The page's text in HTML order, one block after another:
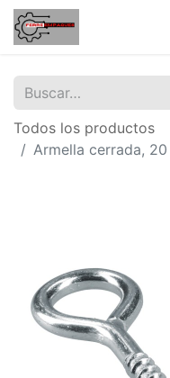
Todos los productos
Armella cerrada,